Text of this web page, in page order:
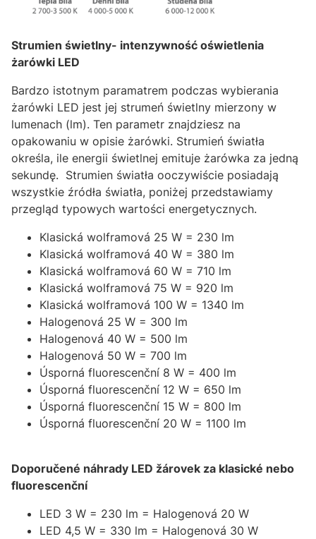
Strumien świetlny- intenzywność oświetlenia
żarówki LED
Bardzo istotnym paramatrem podczas wybierania
żarówki LED jest jej strumeń świetlny mierzony w
lumenach (lm). Ten parametr znajdziesz na
opakowaniu w opisie żarówki. Strumień światła
określa, ile energii świetlnej emituje żarówka za jedną
sekundę. Strumien światła ooczywiście posiadają
wszystkie źródła światła, poniżej przedstawiamy
przegląd typowych wartości energetycznych.
Klasická wolframová 25 W = 230 lm
Klasická wolframová 40 W = 380 lm
Klasická wolframová 60 W = 710 lm
Klasická wolframová 75 W = 920 lm
Klasická wolframová 100 W = 1340 lm
Halogenová 25 W = 300 lm
Halogenová 40 W = 500 lm
Halogenová 50 W = 700 lm
Úsporná fluorescenční 8 W = 400 lm
Úsporná fluorescenční 12 W = 650 lm
Úsporná fluorescenční 15 W = 800 lm
Úsporná fluorescenční 20 W = 1100 lm
Doporučené náhrady LED žárovek za klasické nebo
fluorescenční
LED 3 W = 230 lm = Halogenová 20 W
LED 4,5 W = 330 lm = Halogenová 30 W